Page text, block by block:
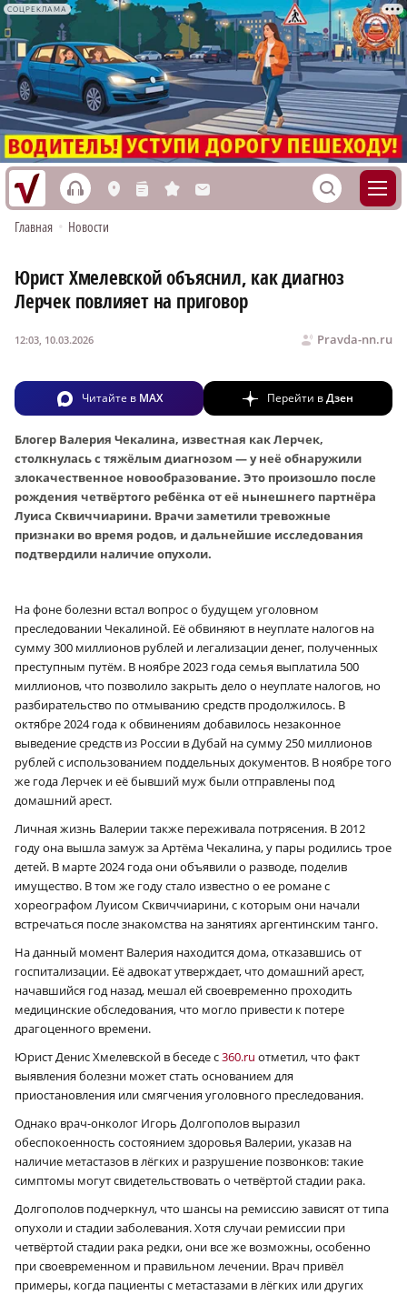
СОЦРЕКЛАМА
h L n s M S
Главная • Новости
Юрист Хмелевской объяснил, как диагноз
Лерчек повлияет на приговор
Pravda-nn.ru
12:03, 10.03.2026
Читайте в MAX Перейти вДзен
Блогер Валерия Чекалина, известная как Лерчек,
столкнулась с тяжёлым диагнозом — у неё обнаружили
злокачественное новообразование. Это произошло после
рождения четвёртого ребёнка от её нынешнего партнёра
Луиса Сквиччиарини. Врачи заметили тревожные
признаки во время родов, и дальнейшие исследования
подтвердили наличие опухоли.
На фоне болезни встал вопрос о будущем уголовном
преследовании Чекалиной. Её обвиняют в неуплате налогов на
сумму 300 миллионов рублей и легализации денег, полученных
преступным путём. В ноябре 2023 года семья выплатила 500
миллионов, что позволило закрыть дело о неуплате налогов, но
разбирательство по отмыванию средств продолжилось. В
октябре 2024 года к обвинениям добавилось незаконное
выведение средств из России в Дубай на сумму 250 миллионов
рублей с использованием поддельных документов. В ноябре того
же года Лерчек и её бывший муж были отправлены под
домашний арест.
Личная жизнь Валерии также переживала потрясения. В 2012
году она вышла замуж за Артёма Чекалина, у пары родились трое
детей. В марте 2024 года они объявили о разводе, поделив
имущество. В том же году стало известно о ее романе с
хореографом Луисом Сквиччиарини, с которым они начали
встречаться после знакомства на занятиях аргентинским танго.
На данный момент Валерия находится дома, отказавшись от
госпитализации. Её адвокат утверждает, что домашний арест,
начавшийся год назад, мешал ей своевременно проходить
медицинские обследования, что могло привести к потере
драгоценного времени.
Юрист Денис Хмелевской в беседе с360.ru отметил, что факт
выявления болезни может стать основанием для
приостановления или смягчения уголовного преследования.
Однако врач-онколог Игорь Долгополов выразил
обеспокоенность состоянием здоровья Валерии, указав на
наличие метастазов в лёгких и разрушение позвонков: такие
симптомы могут свидетельствовать о четвёртой стадии рака.
Долгополов подчеркнул, что шансы на ремиссию зависят от типа
опухоли и стадии заболевания. Хотя случаи ремиссии при
четвёртой стадии рака редки, они все же возможны, особенно
при своевременном и правильном лечении. Врач привёл
примеры, когда пациенты с метастазами в лёгких или других